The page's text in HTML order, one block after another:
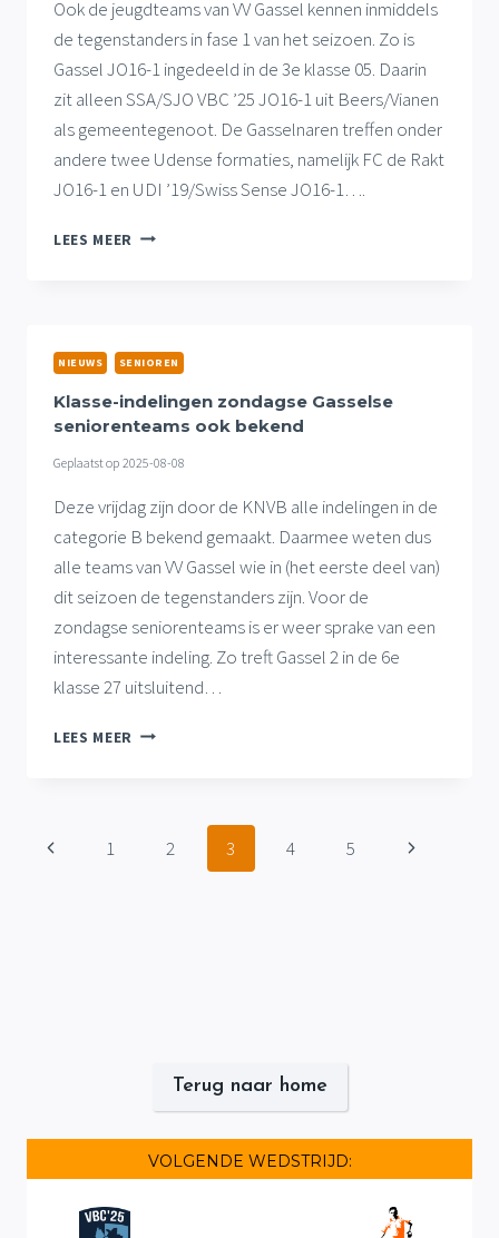
Ook de jeugdteams van VV Gassel kennen inmiddels
de tegenstanders in fase 1 van het seizoen. Zo is
Gassel JO16-1 ingedeeld in de 3e klasse 05. Daarin
zit alleen SSA/SJO VBC ’25 JO16-1 uit Beers/Vianen
als gemeentegenoot. De Gasselnaren treffen onder
andere twee Udense formaties, namelijk FC de Rakt
JO16-1 en UDI ’19/Swiss Sense JO16-1….
LEES MEER WEDEROM
VV
GASSEL
NIEUWS SENIOREN
Klasse-indelingen zondagse Gasselse
seniorenteams ook bekend
Geplaatst op 2025-08-08
Deze vrijdag zijn door de KNVB alle indelingen in de
categorie B bekend gemaakt. Daarmee weten dus
alle teams van VV Gassel wie in (het eerste deel van)
dit seizoen de tegenstanders zijn. Voor de
zondagse seniorenteams is er weer sprake van een
interessante indeling. Zo treft Gassel 2 in de 6e
klasse 27 uitsluitend…
LEES MEER KLASSE-
SENIORENTEAMS
Paginanavigatie
Vorige
1 2 3 4 5
Volgende
Terug naar home
VOLGENDE WEDSTRIJD: